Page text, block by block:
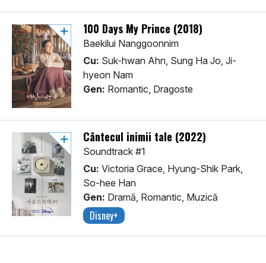
100 Days My Prince (2018)
Baekilui Nanggoonnim
Cu: Suk-hwan Ahn, Sung Ha Jo, Ji-
hyeon Nam
Gen: Romantic, Dragoste
Cântecul inimii tale (2022)
Soundtrack #1
Cu: Victoria Grace, Hyung-Shik Park,
So-hee Han
Gen: Dramă, Romantic, Muzică
Disney+